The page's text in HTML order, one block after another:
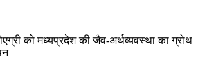
को मध्यप्रदेश की जैव-अर्थव्यवस्था का ग्रोथ